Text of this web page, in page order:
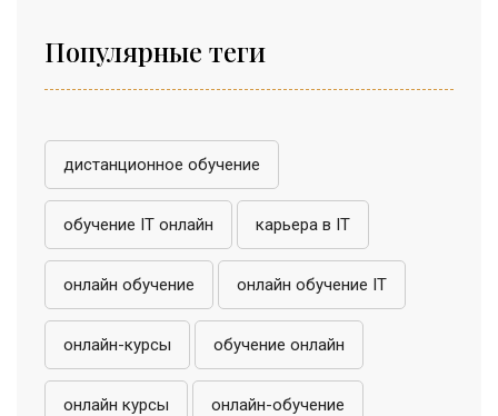
Популярные теги
дистанционное обучение
обучение IT онлайн карьера в IT
онлайн обучение онлайн обучение IT
онлайн-курсы обучение онлайн
онлайн курсы онлайн-обучение